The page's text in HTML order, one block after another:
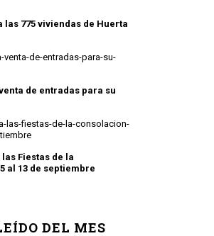
las 775 viviendas de Huerta
de entradas para su
Fiestas de la
al 13 de septiembre
DEL MES